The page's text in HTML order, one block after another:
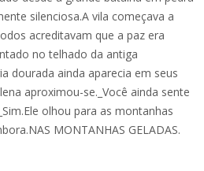
silenciosa.A vila começava a
acreditavam que a paz era
no telhado da antiga
dourada ainda aparecia em seus
aproximou-se._Você ainda sente
olhou para as montanhas
MONTANHAS GELADAS.